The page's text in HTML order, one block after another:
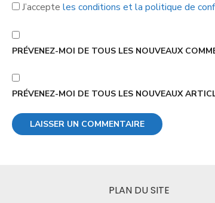
J’accepte les conditions et la politique de
PRÉVENEZ-MOI DE TOUS LES NOUVEAUX
PRÉVENEZ-MOI DE TOUS LES NOUVEAUX
PLAN DU SITE